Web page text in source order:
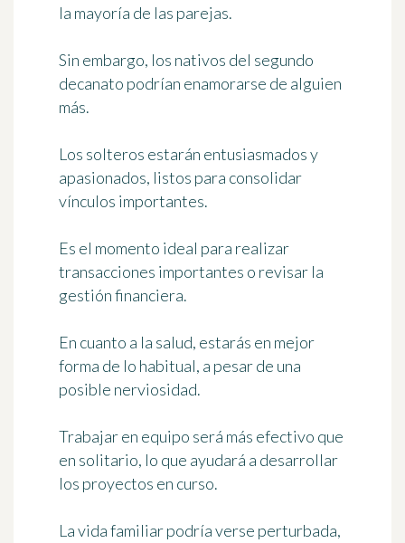
la mayoría de las parejas.
Sin embargo, los nativos del segundo
decanato podrían enamorarse de alguien
más.
Los solteros estarán entusiasmados y
apasionados, listos para consolidar
vínculos importantes.
Es el momento ideal para realizar
transacciones importantes o revisar la
gestión financiera.
En cuanto a la salud, estarás en mejor
forma de lo habitual, a pesar de una
posible nerviosidad.
Trabajar en equipo será más efectivo que
en solitario, lo que ayudará a desarrollar
los proyectos en curso.
La vida familiar podría verse perturbada,